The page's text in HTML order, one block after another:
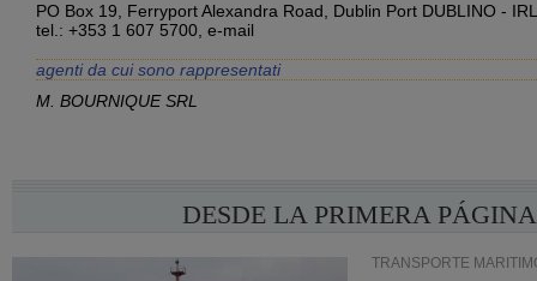
PO Box 19, Ferryport Alexandra Road, Dublin Port DUBLINO -
tel.: +353 1 607 5700, e-mail
agenti da cui sono rappresentati
M. BOURNIQUE SRL
DESDE LA PRIMERA PÁGINA
TRANSPORTE